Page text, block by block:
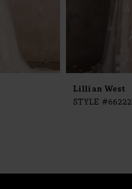
Lillian West
STYLE #66222